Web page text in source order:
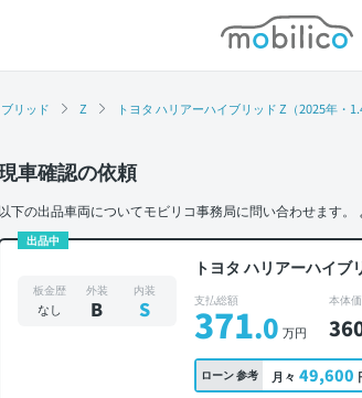
モビリコ
リッド Z トヨタ ハリアーハイブリッド Z（2025年・
車確認の依頼
以下の出品車両についてモビリコ事務局に問い合わせます。
出品中
トヨタ ハリアーハイブ
板金歴
なし
外装
B
内装
S 支払総額
371.0 万円
本体
ローン参考 月々 49,600